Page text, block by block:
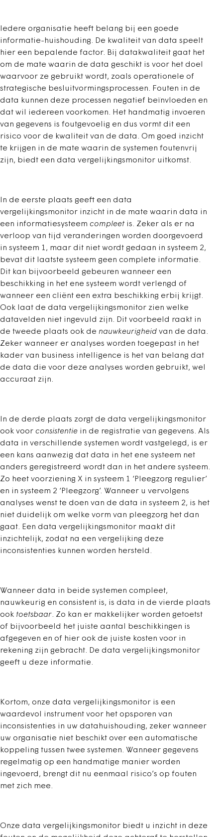
Iedere organisatie heeft belang bij een goede
informatie-huishouding. De kwaliteit van data speelt
hier een bepalende factor. Bij datakwaliteit gaat het
om de mate waarin de data geschikt is voor het doel
waarvoor ze gebruikt wordt, zoals operationele of
strategische besluitvormingsprocessen. Fouten in de
data kunnen deze processen negatief beïnvloeden en
dat wil iedereen voorkomen. Het handmatig invoeren
van gegevens is foutgevoelig en dus vormt dit een
risico voor de kwaliteit van de data. Om goed inzicht
te krijgen in de mate waarin de systemen foutenvrij
zijn, biedt een data vergelijkingsmonitor uitkomst.
In de eerste plaats geeft een data
vergelijkingsmonitor inzicht in de mate waarin data in
een informatiesysteem compleet is. Zeker als er na
verloop van tijd veranderingen worden doorgevoerd
in systeem 1, maar dit niet wordt gedaan in systeem 2,
bevat dit laatste systeem geen complete informatie.
Dit kan bijvoorbeeld gebeuren wanneer een
beschikking in het ene systeem wordt verlengd of
wanneer een cliënt een extra beschikking erbij krijgt.
Ook laat de data vergelijkingsmonitor zien welke
datavelden niet ingevuld zijn. Dit voorbeeld raakt in
de tweede plaats ook de nauwkeurigheid van de data.
Zeker wanneer er analyses worden toegepast in het
kader van business intelligence is het van belang dat
de data die voor deze analyses worden gebruikt, wel
accuraat zijn.
In de derde plaats zorgt de data vergelijkingsmonitor
ook voor consistentie in de registratie van gegevens. Als
data in verschillende systemen wordt vastgelegd, is er
een kans aanwezig dat data in het ene systeem net
anders geregistreerd wordt dan in het andere systeem.
Zo heet voorziening X in systeem 1 ‘Pleegzorg regulier’
en in systeem 2 ‘Pleegzorg’. Wanneer u vervolgens
analyses wenst te doen van de data in systeem 2, is het
niet duidelijk om welke vorm van pleegzorg het dan
gaat. Een data vergelijkingsmonitor maakt dit
inzichtelijk, zodat na een vergelijking deze
inconsistenties kunnen worden hersteld.
Wanneer data in beide systemen compleet,
nauwkeurig en consistent is, is data in de vierde plaats
ook toetsbaar. Zo kan er makkelijker worden getoetst
of bijvoorbeeld het juiste aantal beschikkingen is
afgegeven en of hier ook de juiste kosten voor in
rekening zijn gebracht. De data vergelijkingsmonitor
geeft u deze informatie.
Kortom, onze data vergelijkingsmonitor is een
waardevol instrument voor het opsporen van
inconsistenties in uw datahuishouding, zeker wanneer
uw organisatie niet beschikt over een automatische
koppeling tussen twee systemen. Wanneer gegevens
regelmatig op een handmatige manier worden
ingevoerd, brengt dit nu eenmaal risico’s op fouten
met zich mee.
Onze data vergelijkingsmonitor biedt u inzicht in deze